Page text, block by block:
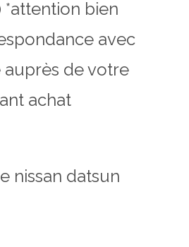
*attention bien
avec
de votre
achat
nissan datsun